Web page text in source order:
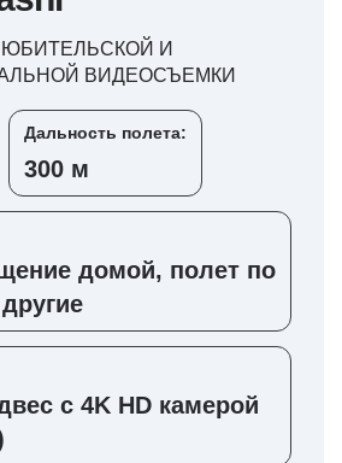
И
ВИДЕОСЪЕМКИ
Дальность полета:
300 м
домой, полет по
с 4K HD камерой